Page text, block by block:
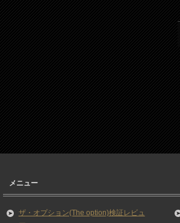
メニュー
ザ・オプション(The option)検証レビュ